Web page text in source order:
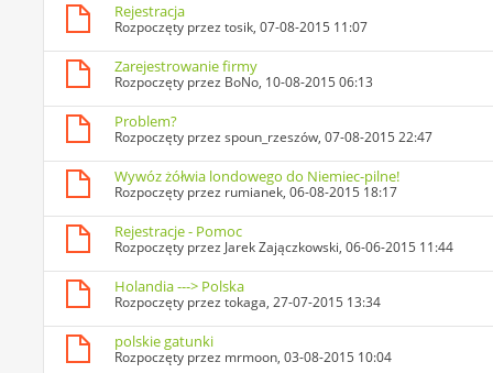
Rejestracja
Rozpoczęty przeztosik, 07-08-2015 11:07
Zarejestrowanie firmy
Rozpoczęty przez BoNo, 10-08-2015 06:13
Problem?
Rozpoczęty przezspoun_rzeszów, 07-08-2015 22:47
Wywóz żółwia londowego do Niemiec-pilne!
Rozpoczęty przez rumianek, 06-08-2015 18:17
Rejestracje - Pomoc
Rozpoczęty przez Jarek Zajączkowski, 06-06-2015 11:44
Holandia ---> Polska
Rozpoczęty przeztokaga, 27-07-2015 13:34
polskie gatunki
Rozpoczęty przez mrmoon, 03-08-2015 10:04